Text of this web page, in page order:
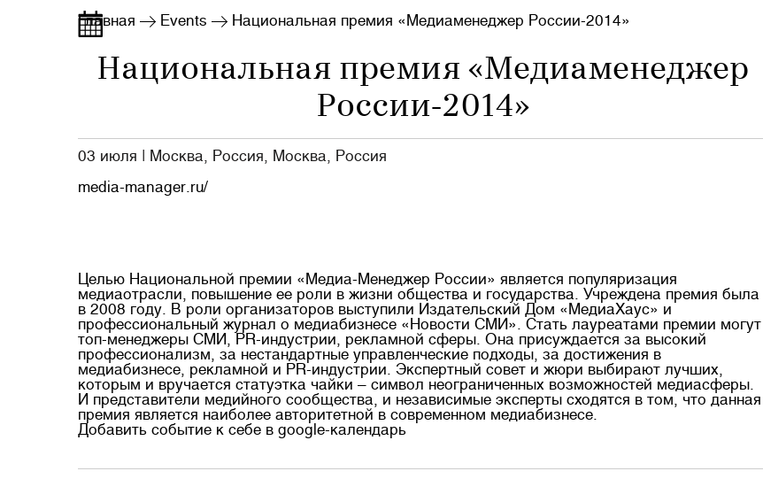
Главная Events Национальная премия «Медиаменеджер России-2014»
Национальная премия «Медиаменеджер
России-2014»
03 июля
Москва, Россия, Москва, Россия
media-manager.ru/
Целью Национальной премии «Медиа-Менеджер России» является популяризация
медиаотрасли, повышение ее роли в жизни общества и государства. Учреждена премия была
в 2008 году. В роли организаторов выступили Издательский Дом «МедиаХаус» и
профессиональный журнал о медиабизнесе «Новости СМИ». Стать лауреатами премии могут
топ-менеджеры СМИ, PR-индустрии, рекламной сферы. Она присуждается за высокий
профессионализм, за нестандартные управленческие подходы, за достижения в
медиабизнесе, рекламной и PR-индустрии. Экспертный совет и жюри выбирают лучших,
которым и вручается статуэтка чайки – символ неограниченных возможностей медиасферы.
И представители медийного сообщества, и независимые эксперты сходятся в том, что данная
премия является наиболее авторитетной в современном медиабизнесе.
Добавить событие к себе в google-календарь